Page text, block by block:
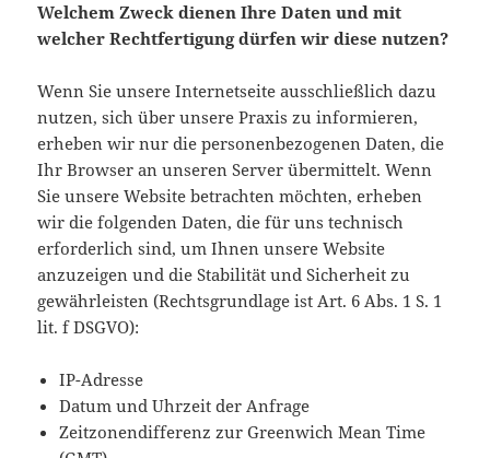
Welchem Zweck dienen Ihre Daten und mit
welcher Rechtfertigung dürfen wir diese nutzen?
Wenn Sie unsere Internetseite ausschließlich dazu
nutzen, sich über unsere Praxis zu informieren,
erheben wir nur die personenbezogenen Daten, die
Ihr Browser an unseren Server übermittelt. Wenn
Sie unsere Website betrachten möchten, erheben
wir die folgenden Daten, die für uns technisch
erforderlich sind, um Ihnen unsere Website
anzuzeigen und die Stabilität und Sicherheit zu
gewährleisten (Rechtsgrundlage ist Art. 6 Abs. 1 S. 1
lit. f DSGVO):
IP-Adresse
Datum und Uhrzeit der Anfrage
Zeitzonendifferenz zur Greenwich Mean Time